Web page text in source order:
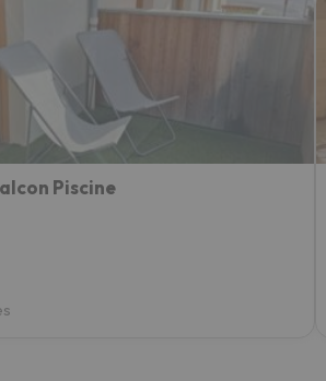
Piscine